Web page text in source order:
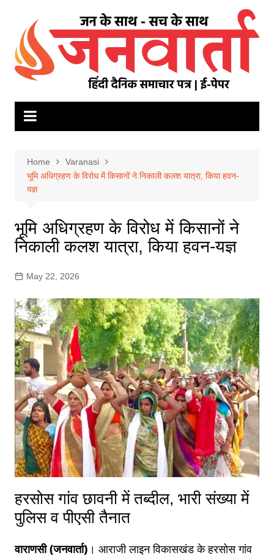
content
Home
Varanasi
भूमि अधिग्रहण के विरोध में किसानों ने निकाली कलश यात्रा, किया हवन-
यज्ञ
भूमि अधिग्रहण के विरोध में किसानों ने
निकाली कलश यात्रा, किया हवन-यज्ञ
May 22, 2026
हरसोस गांव छावनी में तब्दील, भारी संख्या में
पुलिस व पीएसी तैनात
वाराणसी (जनवार्ता) । आराजी लाइन विकासखंड के हरसोस गांव